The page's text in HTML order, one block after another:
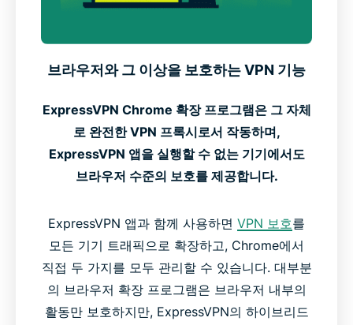
독립 검증과 감사를 통과한 프라이버시 및 보안
인기 ExpressVPN 위치
무료 vs 프리미엄 Chrome VPN 확장 프로그램
ExpressVPN에 대한 고객의 평가
ExpressVPN Chrome 확장 프로그램 관련 FAQ
브라우저와 그 이상을 보호하는 VPN 기능
ExpressVPN Chrome 확장 프로그램은 그 자체
로 완전한 VPN 프록시로서 작동하며,
ExpressVPN 앱을 실행할 수 없는 기기에서도
브라우저 수준의 보호를 제공합니다.
ExpressVPN 앱과 함께 사용하면 VPN 보호를
모든 기기 트래픽으로 확장하고, Chrome에서
직접 두 가지를 모두 관리할 수 있습니다. 대부분
의 브라우저 확장 프로그램은 브라우저 내부의
활동만 보호하지만, ExpressVPN의 하이브리드